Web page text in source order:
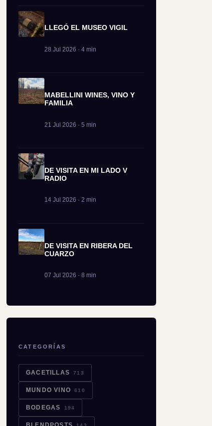
LLEGÓ EL MUSEO VIGIL
28 Jul 2026 · 4 min
MABELLINI WINES, VINO Y
FAMILIA
21 Jul 2026 · 5 min
DE VISITA EN MI LADO V
RADIO
14 Jul 2026 · 2 min
DE VISITA EN RIBERA DEL
CUARZO
07 Jul 2026 · 8 min
CATEGORÍAS
GACETILLAS 713
MUNDO VINO 610
BODEGAS 194